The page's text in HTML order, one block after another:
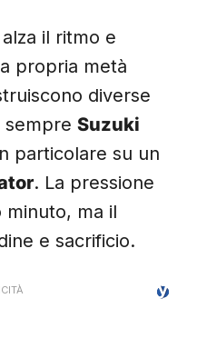
il ritmo e
propria metà
diverse
sempre Suzuki
particolare su un
. La pressione
ma il
e sacrificio.